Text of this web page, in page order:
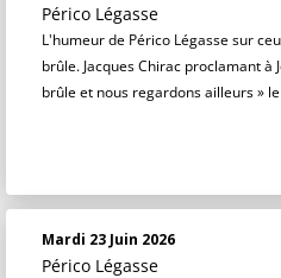
Périco Légasse
L'humeur de Périco Légasse sur
brûle. Jacques Chirac proclamant à
brûle et nous regardons ailleurs »
Mardi 23 Juin 2026
Périco Légasse